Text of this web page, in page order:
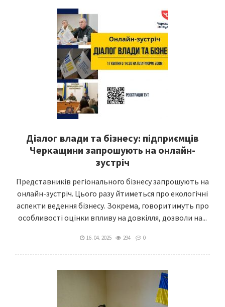
Діалог влади та бізнесу: підприємців
Черкащини запрошують на онлайн-
зустріч
Представників регіонального бізнесу запрошують на
онлайн-зустріч. Цього разу йтиметься про екологічні
аспекти ведення бізнесу. Зокрема, говоритимуть про
особливості оцінки впливу на довкілля, дозволи на...
16. 04. 2025 294 0